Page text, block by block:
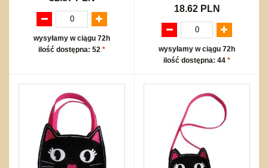
wysyłamy w ciągu 72h
ilość dostępna: 52 *
18.62 PLN
wysyłamy w ciągu 72h
ilość dostępna: 44 *